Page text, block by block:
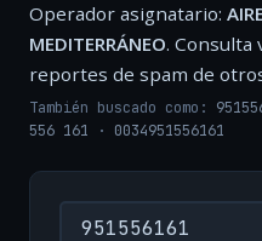
Operador asignatario:
MEDITERRÁNEO. Consulta
reportes de spam de
También buscado como:
556 161 · 0034951556161